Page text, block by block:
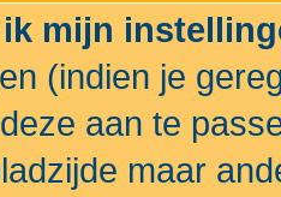
ik mijn
(indien je
aan te
maar